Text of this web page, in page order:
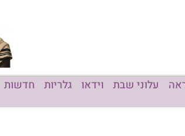
עלוני שבת וידאו גלריות חדשות